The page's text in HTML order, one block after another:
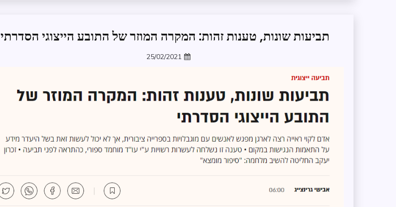
עדכונים
תובענות
תביעות שונות, טענות זהות: המקרה המוזר של התובע הייצוגי הסדרתי
25/02/2021